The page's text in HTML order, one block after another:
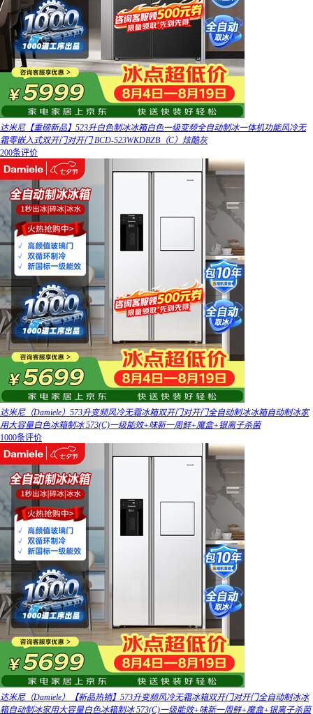
达米尼【重磅新品】523升白色制冰冰箱白色一级变频全自动制冰一体机功能风冷无
霜零嵌入式双开门对开门 BCD-523WKDBZB（C）炫酷灰
200条评价
达米尼（Damiele）573升变频风冷无霜冰箱双开门对开门全自动制冰冰箱自动制冰家
用大容量白色冰箱制冰 573(C)一级能效+味新一周鲜+魔盒+银离子杀菌
1000条评价
达米尼（Damiele）【新品热销】573升变频风冷无霜冰箱双开门对开门全自动制冰冰
箱自动制冰家用大容量白色冰箱制冰 573(C)一级能效+味新一周鲜+魔盒+银离子杀菌